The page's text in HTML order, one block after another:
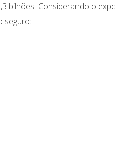
bilhões. Considerando o
seguro: